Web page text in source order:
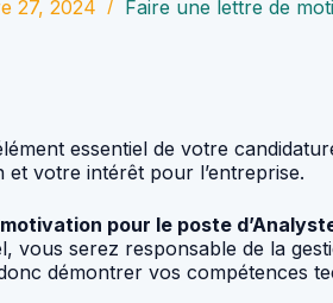
27, 2024 Faire une lettre de
essentiel de votre
votre intérêt pour l’entreprise.
pour le poste
vous serez responsable de la
démontrer vos compétences